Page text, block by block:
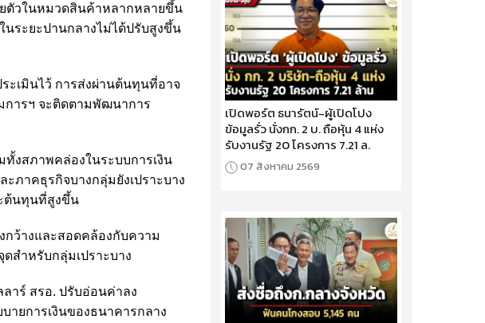
ตัวในหมวดสินค้าหลากหลายขึ้น
นระยะปานกลางไม่ได้ปรับสูงขึ้น
ะเมินไว้ การส่งผ่านต้นทุนที่อาจ
การฯ จะติดตามพัฒนาการ
ทั้งสภาพคล่องในระบบการเงิน
ภาคธุรกิจบางกลุ่มยังเปราะบาง
ต้นทุนที่สูงขึ้น
กว้างและสอดคล้องกับความ
สำหรับกลุ่มเปราะบาง
าร์ สรอ. ปรับอ่อนค่าลง
ยการเงินของธนาคารกลาง
เปิดพอร์ต ธนารัตน์-ผู้เปิดโปง
ข้อมูลรั่ว นั่งกก. 2 บ. ถือหุ้น 4 แห่ง
รับงานรัฐ 20 โครงการ 7.21 ล.
07 สิงหาคม 2569